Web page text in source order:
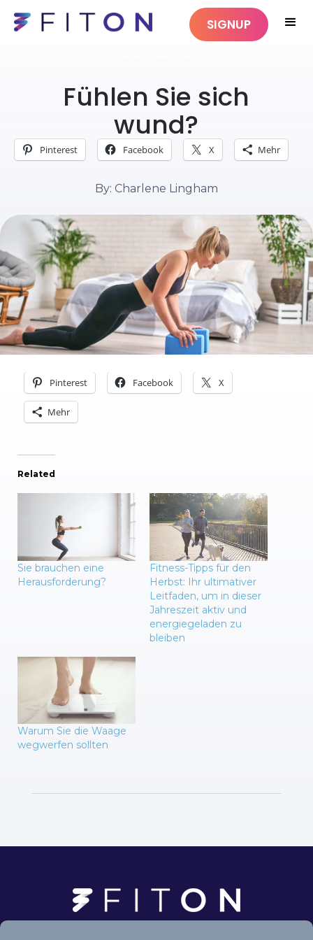
SIGNUP
Fühlen Sie sich
wund?
Pinterest Facebook X Mehr
By: Charlene Lingham
Pinterest Facebook X
Mehr
Related
Sie brauchen eine
Herausforderung?
Fitness-Tipps für den
Herbst: Ihr ultimativer
Leitfaden, um in dieser
Jahreszeit aktiv und
energiegeladen zu
bleiben
Warum Sie die Waage
wegwerfen sollten